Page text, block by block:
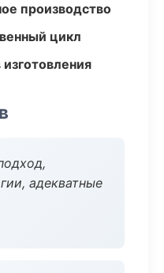
производство
цикл
адекватные